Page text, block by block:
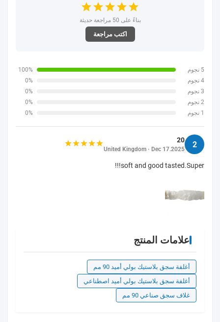
بناءً على 50 مراجعة حديثة
اكتب مراجعة
5 نجوم
100%
4 نجوم
0%
3 نجوم
0%
2 نجوم
0%
1 نجوم
0%
2
20
United Kingdom · Dec 17.2025
soft and good tasted.Super!!!
علامات المنتج
أغلفة سجق بلاستيك بولي أميد 90 مم
أغلفة سجق بلاستيك بولي أميد اصطناعي
غلاف سجق صناعي 90 مم